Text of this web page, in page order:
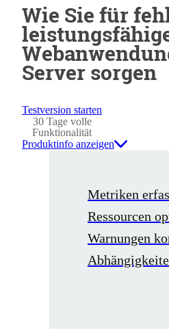
Wie Sie für
Server sorgen
Testversion starten
30 Tage volle
Funktionalität
Produktinfo anzeigen
Metriken
Ressourcen
Warnungen